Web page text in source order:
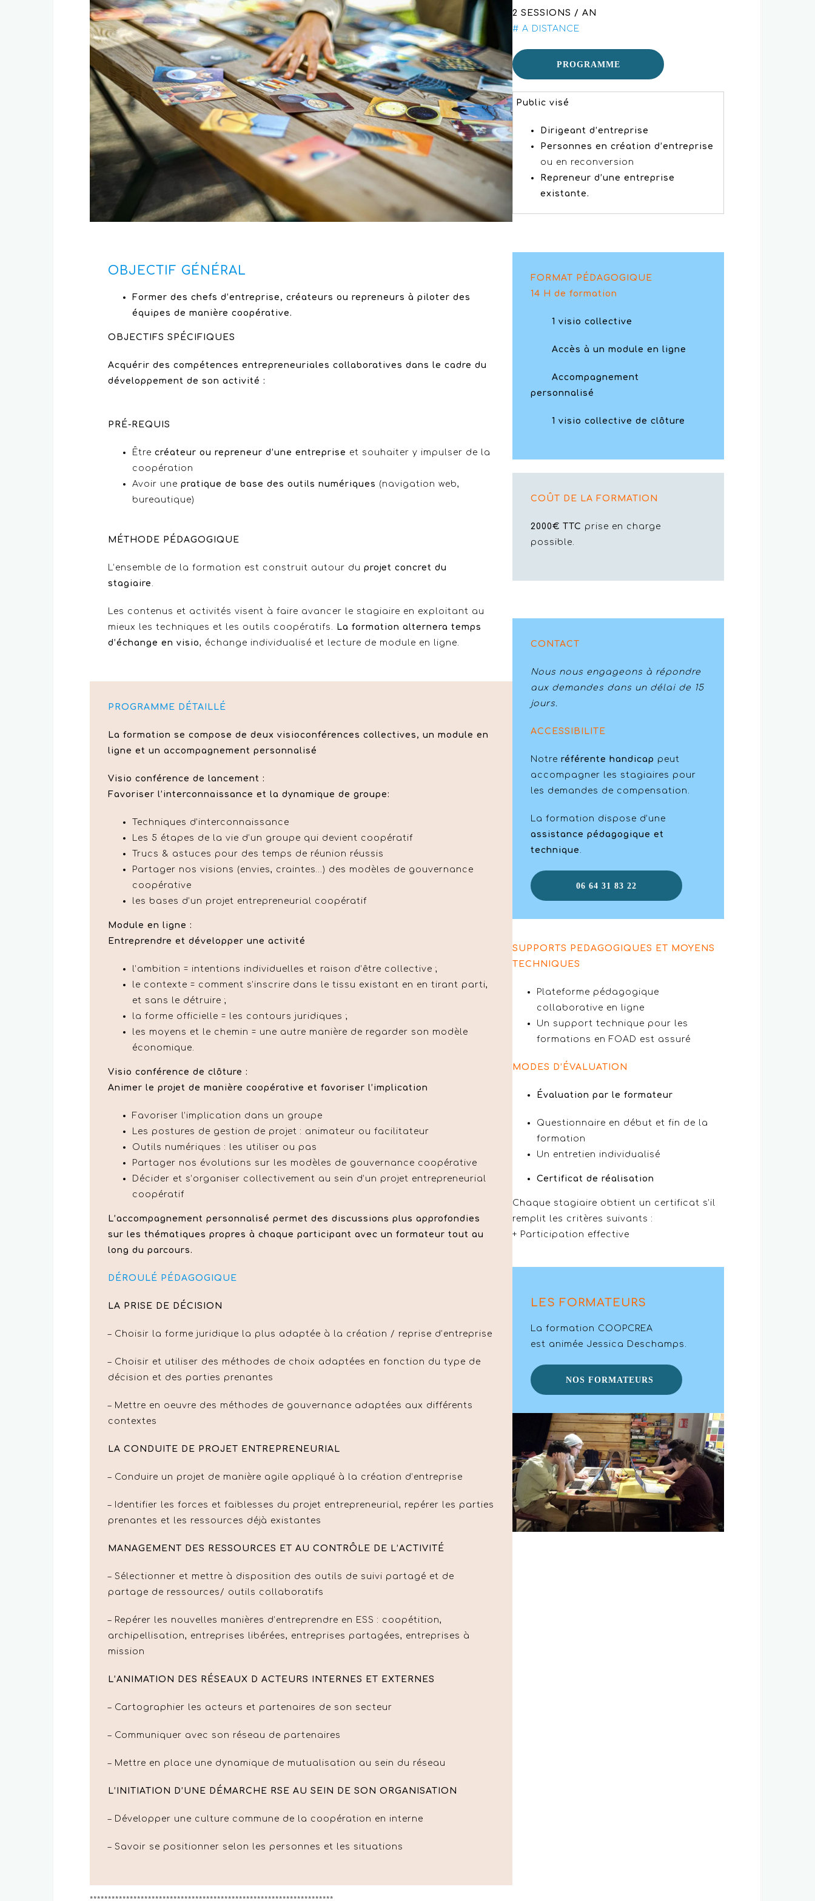
OBJECTIF GÉNÉRAL
Former des chefs d’entreprise, créateurs ou repreneurs à piloter des
équipes de manière coopérative.
OBJECTIFS SPÉCIFIQUES
Acquérir des compétences entrepreneuriales collaboratives dans le cadre du
développement de son activité :
PRÉ-REQUIS
Être créateur ou repreneur d’une entreprise et souhaiter y impulser de la
coopération
Avoir une pratique de base des outils numériques (navigation web,
bureautique)
MÉTHODE PÉDAGOGIQUE
L’ensemble de la formation est construit autour du projet concret du
stagiaire
Les contenus et activités visent à faire avancer le stagiaire en exploitant au
mieux les techniques et les outils coopératifs.
La formation alternera temps
d’échange en visio, échange individualisé et lecture de module en ligne.
PROGRAMME DÉTAILLÉ
La formation se compose de deux visioconférences collectives, un module en
ligne et un accompagnement personnalisé
Visio conférence de lancement :
Favoriser l’interconnaissance et la dynamique de groupe:
Techniques d’interconnaissance
Les 5 étapes de la vie d’un groupe qui devient coopératif
Trucs & astuces pour des temps de réunion réussis
Partager nos visions (envies, craintes…) des modèles de gouvernance
coopérative
les bases d’un projet entrepreneurial coopératif
Module en ligne :
Entreprendre et développer une activité
l’ambition = intentions individuelles et raison d’être collective ;
le contexte = comment s’inscrire dans le tissu existant en en tirant parti,
et sans le détruire ;
la forme officielle = les contours juridiques ;
les moyens et le chemin = une autre manière de regarder son modèle
économique.
Visio conférence de clôture :
Animer le projet de manière coopérative et favoriser l’implication
Favoriser l’implication dans un groupe
Les postures de gestion de projet : animateur ou facilitateur
Outils numériques : les utiliser ou pas
Partager nos évolutions sur les modèles de gouvernance coopérative
Décider et s’organiser collectivement au sein d’un projet entrepreneurial
coopératif
L’accompagnement personnalisé permet des discussions plus approfondies
sur les thématiques propres à chaque participant avec un formateur tout au
long du parcours.
DÉROULÉ PÉDAGOGIQUE
LA PRISE DE DÉCISION
– Choisir la forme juridique la plus adaptée à la création / reprise d’entreprise
– Choisir et utiliser des méthodes de choix adaptées en fonction du type de
décision et des parties prenantes
– Mettre en oeuvre des méthodes de gouvernance adaptées aux différents
contextes
LA CONDUITE DE PROJET ENTREPRENEURIAL
– Conduire un projet de manière agile appliqué à la création d’entreprise
– Identifier les forces et faiblesses du projet entrepreneurial, repérer les parties
prenantes et les ressources déjà existantes
MANAGEMENT DES RESSOURCES ET AU CONTRÔLE DE L’ACTIVITÉ
– Sélectionner et mettre à disposition des outils de suivi partagé et de
partage de ressources/ outils collaboratifs
– Repérer les nouvelles manières d’entreprendre en ESS : coopétition,
archipellisation, entreprises libérées, entreprises partagées, entreprises à
mission
L’ANIMATION DES RÉSEAUX D ACTEURS INTERNES ET EXTERNES
– Cartographier les acteurs et partenaires de son secteur
– Communiquer avec son réseau de partenaires
– Mettre en place une dynamique de mutualisation au sein du réseau
L’INITIATION D’UNE DÉMARCHE RSE AU SEIN DE SON ORGANISATION
– Développer une culture commune de la coopération en interne
– Savoir se positionner selon les personnes et les situations
2 SESSIONS / AN
# A DISTANCE
PROGRAMME
Public visé
Dirigeant d’entreprise
Personnes en création d’entreprise
ou en reconversion
Repreneur d’une entreprise
existante.
FORMAT PÉDAGOGIQUE
14 H de formation
1 visio collective
Accès à un module en ligne
Accompagnement
personnalisé
1 visio collective de clôture
COÛT DE LA FORMATION
2000€ TTC prise en charge
possible.
CONTACT
Nous nous engageons à répondre
aux demandes dans un délai de 15
jours.
ACCESSIBILITE
Notreréférente handicap peut
accompagner les stagiaires pour
les demandes de compensation.
La formation dispose d’une
assistance pédagogique et
technique
06 64 31 83 22
SUPPORTS PEDAGOGIQUES ET MOYENS
TECHNIQUES
Plateforme pédagogique
collaborative en ligne
Un support technique pour les
formations en FOAD est assuré
MODES D’ÉVALUATION
Évaluation par le formateur
Questionnaire en début et fin de la
formation
Un entretien individualisé
Certificat de réalisation
Chaque stagiaire obtient un certificat s’il
remplit les critères suivants :
+ Participation effective
LES FORMATEURS
La formation COOPCREA
est animée Jessica Deschamps.
NOS FORMATEURS